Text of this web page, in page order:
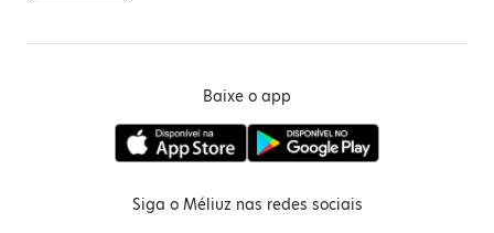
Baixe o app
Siga o Méliuz nas redes sociais